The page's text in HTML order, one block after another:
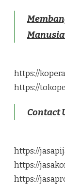
https://
https://
Contact
https://
https://
https://